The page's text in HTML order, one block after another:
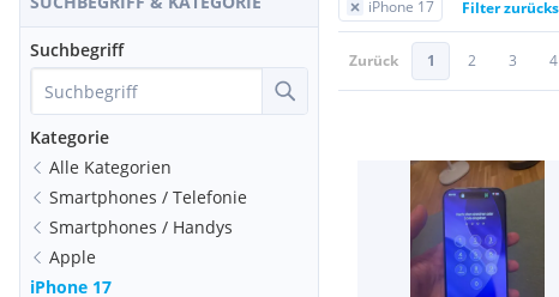
Suchbegriff
Kategorie
Alle Kategorien
Smartphones / Telefonie
Smartphones / Handys
Apple
iPhone 17
iPhone 17 Filter
Zurück 1 2 3 4